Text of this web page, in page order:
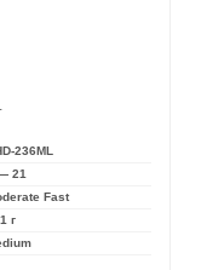
236ML
21
Fast
г